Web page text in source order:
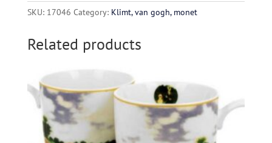
SKU: 17046 Category: Klimt, van gogh, monet
Related products